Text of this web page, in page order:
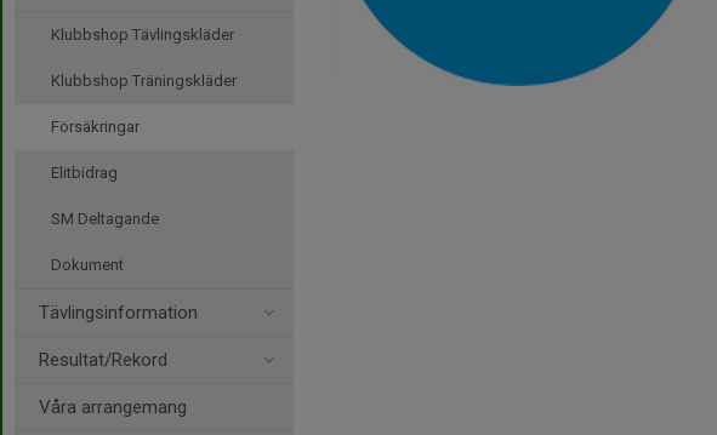
Klubbshop Tävlingskläder
Klubbshop Träningskläder
Försäkringar
Elitbidrag
SM Deltagande
Dokument
Tävlingsinformation
Resultat/Rekord
Våra arrangemang